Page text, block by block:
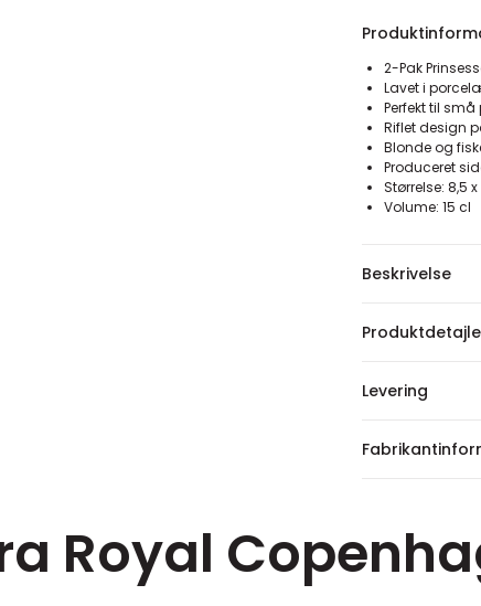
2-Pak
Lavet i
Perfekt til
Riflet design
Blonde og
Produceret
Størrelse: 8,5
Volume: 15 cl
Beskrivelse
Levering
Royal